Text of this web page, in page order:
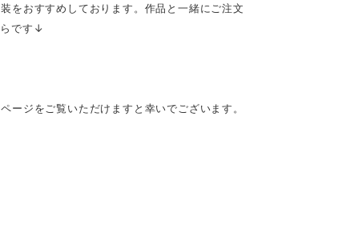
をおすすめしております。作品と一緒にご注文
らです↓
ジをご覧いただけますと幸いでございます。